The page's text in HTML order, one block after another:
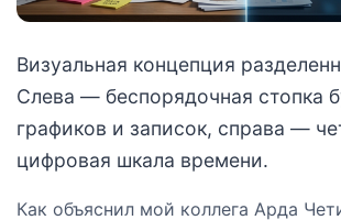
Визуальная концепция
Слева — беспорядочная стопка
графиков и записок, справа —
цифровая шкала времени.
Как объяснил мой коллега Арда